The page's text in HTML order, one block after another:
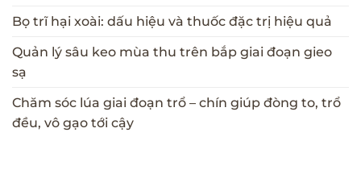
Bọ trĩ hại xoài: dấu hiệu và thuốc đặc trị hiệu quả
Quản lý sâu keo mùa thu trên bắp giai đoạn gieo
sạ
Chăm sóc lúa giai đoạn trổ – chín giúp đòng to, trổ
đều, vô gạo tới cậy